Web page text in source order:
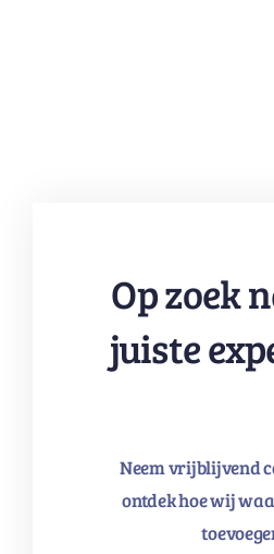
Op zoek
juiste
Neem vrijblijvend
ontdek hoe wij